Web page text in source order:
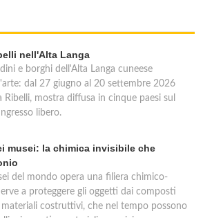
nell'Alta Langa
e borghi dell'Alta Langa cuneese
dal 27 giugno al 20 settembre 2026
mostra diffusa in cinque paesi sul
libero.
musei: la chimica invisibile che
del mondo opera una filiera chimico-
a proteggere gli oggetti dai composti
costruttivi, che nel tempo possono